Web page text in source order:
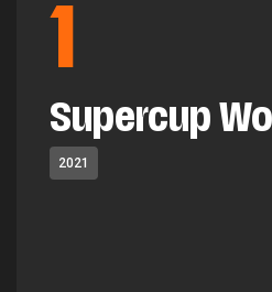
1
Supercup
2021